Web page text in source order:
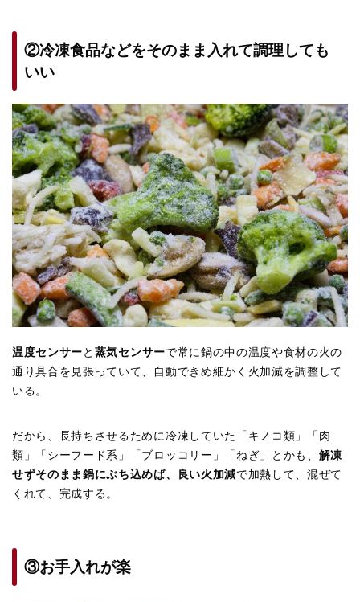
②冷凍食品などをそのまま入れて調理しても
いい
温度センサー と 蒸気センサーで常に鍋の中の温度や食材の火の
通り具合を見張っていて、自動できめ細かく火加減を調整して
いる。
だから、長持ちさせるために冷凍していた「キノコ類」「肉
類」「シーフード系」「ブロッコリー」「ねぎ」とかも、 解凍
せずそのまま鍋にぶち込めば、良い火加減で加熱して、混ぜて
くれて、完成する。
③お手入れが楽